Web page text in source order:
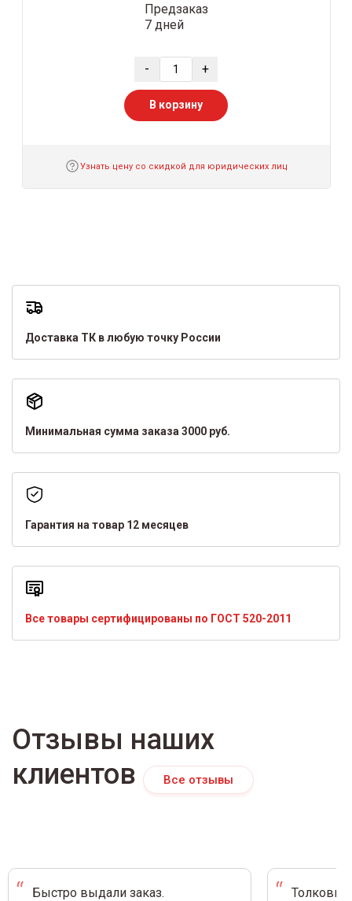
Предзаказ
7 дней
- +
В корзину
Узнать цену со скидкой для юридических лиц
Доставка ТК в любую точку России
Минимальная сумма заказа 3000 руб.
Гарантия на товар 12 месяцев
Все товары сертифицированы по ГОСТ 520-2011
Отзывы наших
клиентов
Все отзывы
Быстро выдали заказ.
Толковый